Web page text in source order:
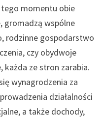
momentu obie
gromadzą wspólne
rodzinne gospodarstwo
czy obydwoje
każda ze stron zarabia.
wynagrodzenia za
działalności
a także dochody,